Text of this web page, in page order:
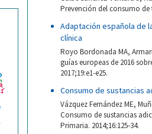
Prevención del consumo de
Adaptación española de
clínica
Royo Bordonada MA,
guías europeas de 2016
2017;19:e1-e25.
Consumo de sustancias
Vázquez Fernández ME,
Consumo de sustancias
Primaria. 2014;16:125-34.